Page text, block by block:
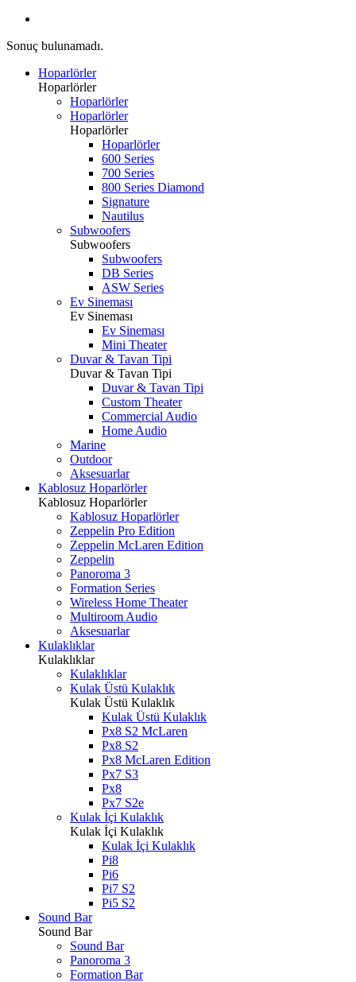
Sonuç bulunamadı.
Hoparlörler
Hoparlörler
Hoparlörler
Hoparlörler
Hoparlörler
Hoparlörler
600 Series
700 Series
800 Series Diamond
Signature
Nautilus
Subwoofers
Subwoofers
Subwoofers
DB Series
ASW Series
Ev Sineması
Ev Sineması
Ev Sineması
Mini Theater
Duvar & Tavan Tipi
Duvar & Tavan Tipi
Duvar & Tavan Tipi
Custom Theater
Commercial Audio
Home Audio
Marine
Outdoor
Aksesuarlar
Kablosuz Hoparlörler
Kablosuz Hoparlörler
Kablosuz Hoparlörler
Zeppelin Pro Edition
Zeppelin McLaren Edition
Zeppelin
Panoroma 3
Formation Series
Wireless Home Theater
Multiroom Audio
Aksesuarlar
Kulaklıklar
Kulaklıklar
Kulaklıklar
Kulak Üstü Kulaklık
Kulak Üstü Kulaklık
Kulak Üstü Kulaklık
Px8 S2 McLaren
Px8 S2
Px8 McLaren Edition
Px7 S3
Px8
Px7 S2e
Kulak İçi Kulaklık
Kulak İçi Kulaklık
Kulak İçi Kulaklık
Pi8
Pi6
Pi7 S2
Pi5 S2
Sound Bar
Sound Bar
Sound Bar
Panoroma 3
Formation Bar